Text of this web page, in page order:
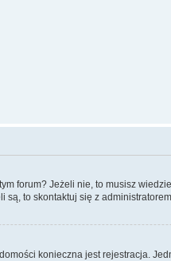
forum? Jeżeli nie, to musisz
to skontaktuj się z
konieczna jest rejestracja.